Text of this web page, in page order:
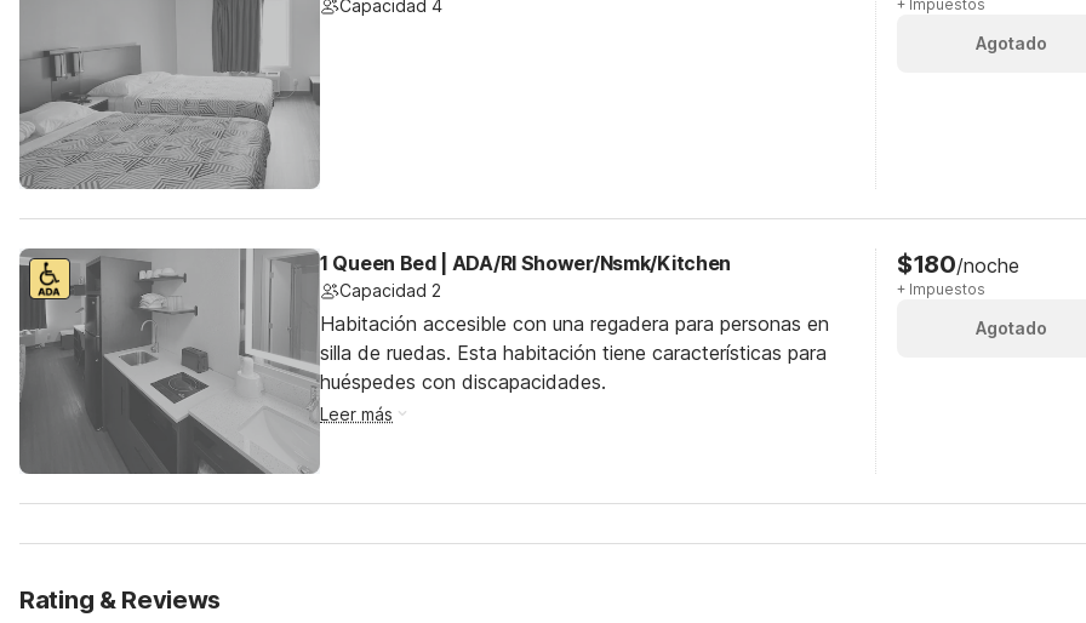
Capacidad 4 + Impuestos
Agotado
1 Queen Bed | ADA/RI Shower/Nsmk/Kitchen
Capacidad 2
Habitación accesible con una regadera para personas en
silla de ruedas. Esta habitación tiene características para
huéspedes con discapacidades.
Leer más
$180/noche
+ Impuestos
Agotado
Rating & Reviews